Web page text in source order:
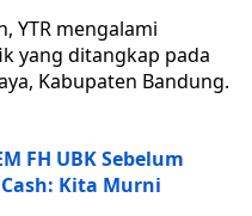
YTR mengalami
yang ditangkap pada
Kabupaten Bandung.
FH UBK Sebelum
Kita Murni